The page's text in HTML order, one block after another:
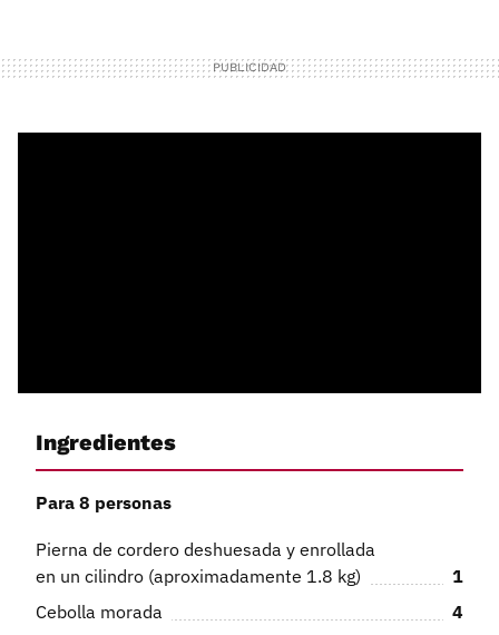
Ingredientes
Para 8 personas
Pierna de cordero deshuesada y enrollada
en un cilindro (aproximadamente 1.8 kg)
1
Cebolla morada
4